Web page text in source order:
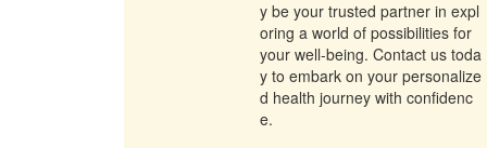
y be your trusted partner in expl
oring a world of possibilities for
your well-being. Contact us toda
y to embark on your personalize
d health journey with confidenc
e.